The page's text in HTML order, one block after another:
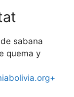
de sabana
quema y